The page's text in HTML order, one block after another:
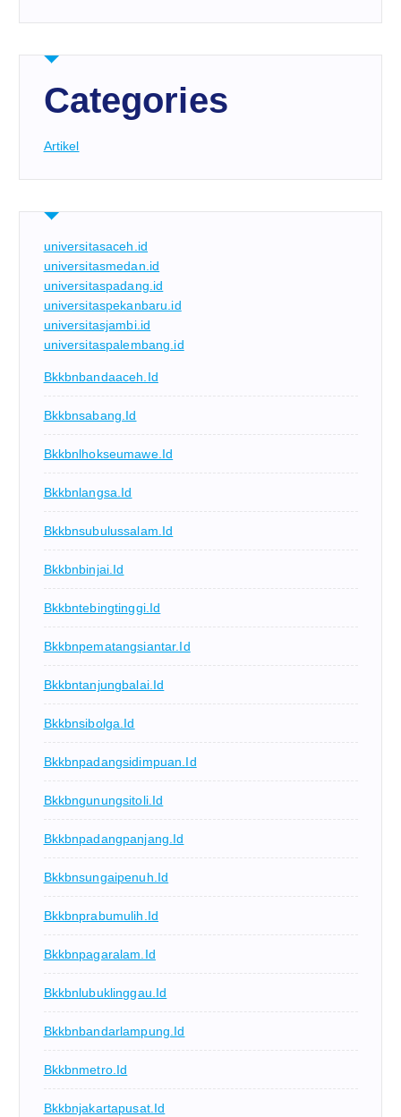
Categories
Artikel
universitasaceh.id
universitasmedan.id
universitaspadang.id
universitaspekanbaru.id
universitasjambi.id
universitaspalembang.id
Bkkbnbandaaceh.id
Bkkbnsabang.id
Bkkbnlhokseumawe.id
Bkkbnlangsa.id
Bkkbnsubulussalam.id
Bkkbnbinjai.id
Bkkbntebingtinggi.id
Bkkbnpematangsiantar.id
Bkkbntanjungbalai.id
Bkkbnsibolga.id
Bkkbnpadangsidimpuan.id
Bkkbngunungsitoli.id
Bkkbnpadangpanjang.id
Bkkbnsungaipenuh.id
Bkkbnprabumulih.id
Bkkbnpagaralam.id
Bkkbnlubuklinggau.id
Bkkbnbandarlampung.id
Bkkbnmetro.id
Bkkbnjakartapusat.id